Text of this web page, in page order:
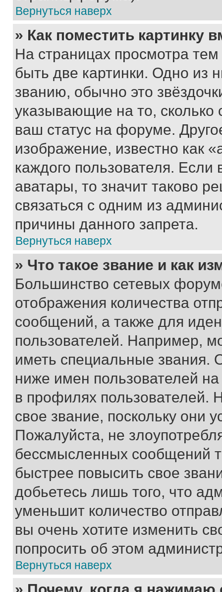
Вернуться наверх
» Как поместить картинку
На страницах просмотра
быть две картинки. Одно из
званию, обычно это
указывающие на то,
ваш статус на форуме.
изображение, известно как
каждого пользователя.
аватары, то значит таково
связаться с одним из
причины данного запрета.
Вернуться наверх
» Что такое звание и как
Большинство сетевых
отображения количества
сообщений, а также для
пользователей. Например,
иметь специальные звания.
ниже имен пользователей
в профилях
свое звание, поскольку они
Пожалуйста, не
бессмысленных сообщений
быстрее повысить свое
добьетесь лишь того, что
уменьшит количество
вы очень хотите изменить
попросить об этом
Вернуться наверх